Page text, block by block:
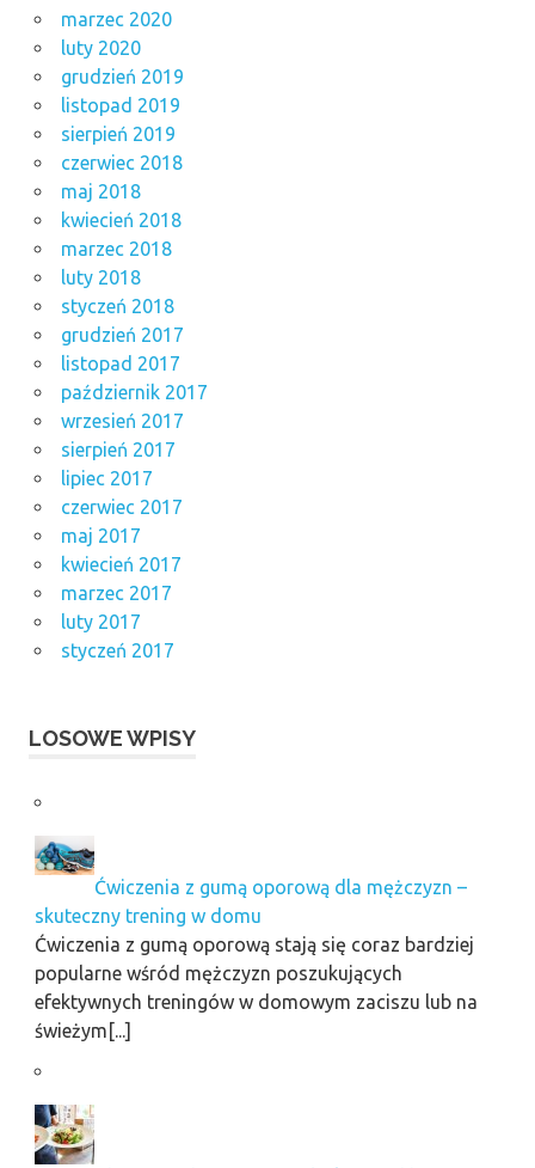
marzec 2020
luty 2020
grudzień 2019
listopad 2019
sierpień 2019
czerwiec 2018
maj 2018
kwiecień 2018
marzec 2018
luty 2018
styczeń 2018
grudzień 2017
listopad 2017
październik 2017
wrzesień 2017
sierpień 2017
lipiec 2017
czerwiec 2017
maj 2017
kwiecień 2017
marzec 2017
luty 2017
styczeń 2017
LOSOWE WPISY
Ćwiczenia z gumą oporową dla mężczyzn –
skuteczny trening w domu
Ćwiczenia z gumą oporową stają się coraz bardziej
popularne wśród mężczyzn poszukujących
efektywnych treningów w domowym zaciszu lub na
świeżym[...]